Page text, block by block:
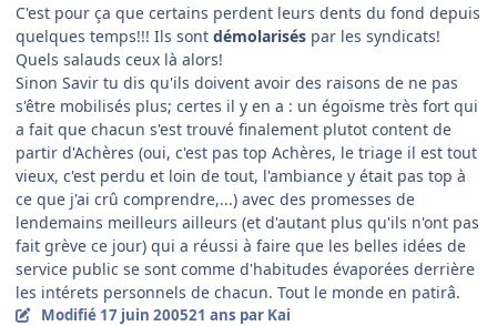
C'est pour ça que certains perdent leurs dents du fond depuis
quelques temps!!! Ils sont démolarisés par les syndicats!
Quels salauds ceux là alors!
Sinon Savir tu dis qu'ils doivent avoir des raisons de ne pas
s'être mobilisés plus; certes il y en a : un égoïsme très fort qui
a fait que chacun s'est trouvé finalement plutot content de
partir d'Achères (oui, c'est pas top Achères, le triage il est tout
vieux, c'est perdu et loin de tout, l'ambiance y était pas top à
ce que j'ai crû comprendre,...) avec des promesses de
lendemains meilleurs ailleurs (et d'autant plus qu'ils n'ont pas
fait grève ce jour) qui a réussi à faire que les belles idées de
service public se sont comme d'habitudes évaporées derrière
les intérets personnels de chacun. Tout le monde en patirâ.
Modifié 17 juin 200521 ans par Kai